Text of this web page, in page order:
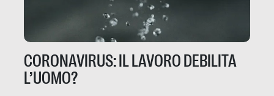
CORONAVIRUS: IL LAVORO DEBILITA
L’UOMO?